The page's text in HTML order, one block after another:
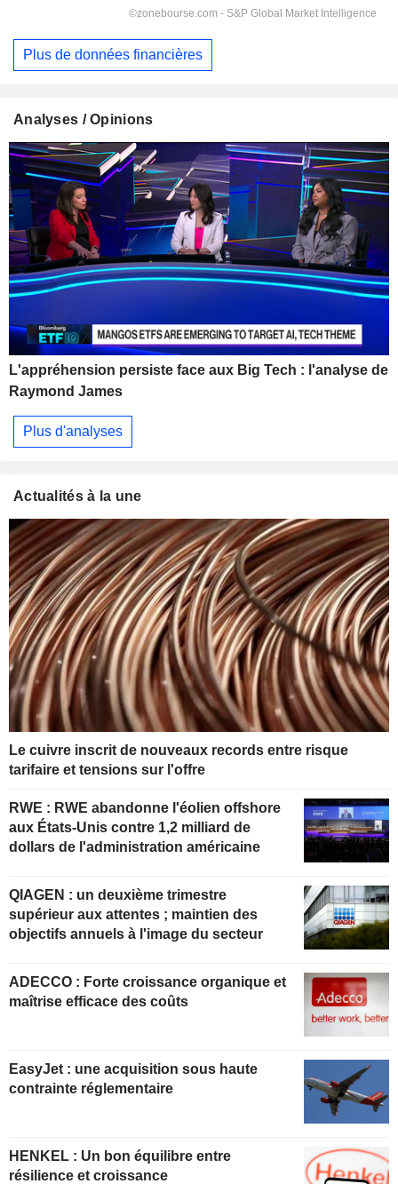
Plus de données financières
Analyses / Opinions
L'appréhension persiste face aux Big Tech : l'analyse de
Raymond James
Plus d'analyses
Actualités à la une
Le cuivre inscrit de nouveaux records entre risque
tarifaire et tensions sur l'offre
RWE : RWE abandonne l'éolien offshore
aux États-Unis contre 1,2 milliard de
dollars de l'administration américaine
QIAGEN : un deuxième trimestre
supérieur aux attentes ; maintien des
objectifs annuels à l'image du secteur
ADECCO : Forte croissance organique et
maîtrise efficace des coûts
EasyJet : une acquisition sous haute
contrainte réglementaire
HENKEL : Un bon équilibre entre
résilience et croissance